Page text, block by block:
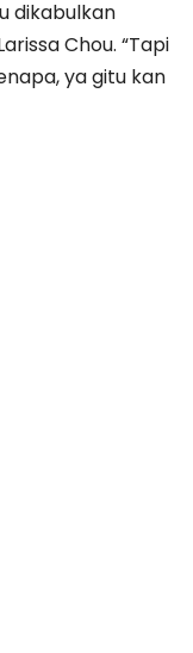
dikabulkan
Chou. “Tapi
ya gitu kan